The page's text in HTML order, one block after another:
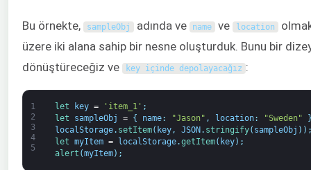
Bu örnekte, sampleObj adında ve name ve location
üzere iki alana sahip bir nesne oluşturduk. Bunu bir
dönüştüreceğiz ve
key içinde depolayacağız :
1
2
3
4
5
let key = 'item_1' ;
let
sampleObj = { name: "Jason" , location: "Sweden"
localStorage. setItem( key, JSON . stringify( sampleObj ) )
let myItem = localStorage.getItem( key) ;
alert (myItem) ;